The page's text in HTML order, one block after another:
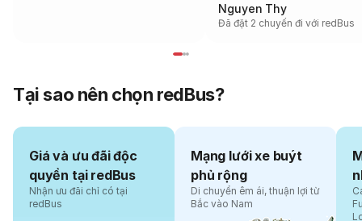
Nguyen Thy
Đã đặt 2 chuyến đi với redBus
Tại sao nên chọn redBus?
Giá và ưu đãi độc
quyền tại redBus
Nhận ưu đãi chỉ có tại
redBus
Mạng lưới xe buýt
phủ rộng
Di chuyển êm ái, thuận lợi từ
Bắc vào Nam